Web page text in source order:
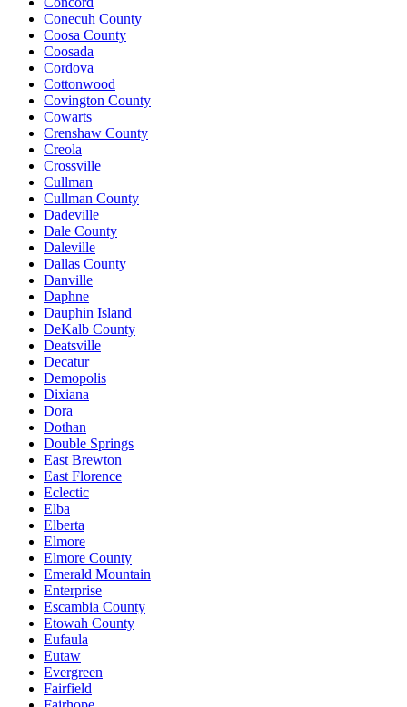
Conecuh County
Coosa County
Coosada
Cordova
Cottonwood
Covington County
Cowarts
Crenshaw County
Creola
Crossville
Cullman
Cullman County
Dadeville
Dale County
Daleville
Dallas County
Danville
Daphne
Dauphin Island
DeKalb County
Deatsville
Decatur
Demopolis
Dixiana
Dora
Dothan
Double Springs
East Brewton
East Florence
Eclectic
Elba
Elberta
Elmore
Elmore County
Emerald Mountain
Enterprise
Escambia County
Etowah County
Eufaula
Eutaw
Evergreen
Fairfield